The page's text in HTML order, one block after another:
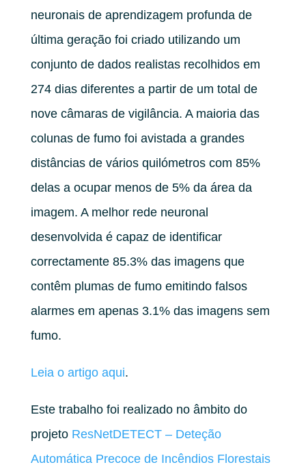
neuronais de aprendizagem profunda de
última geração foi criado utilizando um
conjunto de dados realistas recolhidos em
274 dias diferentes a partir de um total de
nove câmaras de vigilância. A maioria das
colunas de fumo foi avistada a grandes
distâncias de vários quilómetros com 85%
delas a ocupar menos de 5% da área da
imagem. A melhor rede neuronal
desenvolvida é capaz de identificar
correctamente 85.3% das imagens que
contêm plumas de fumo emitindo falsos
alarmes em apenas 3.1% das imagens sem
fumo.
Leia o artigo aqui.
Este trabalho foi realizado no âmbito do
projeto ResNetDETECT – Deteção
Automática Precoce de Incêndios Florestais